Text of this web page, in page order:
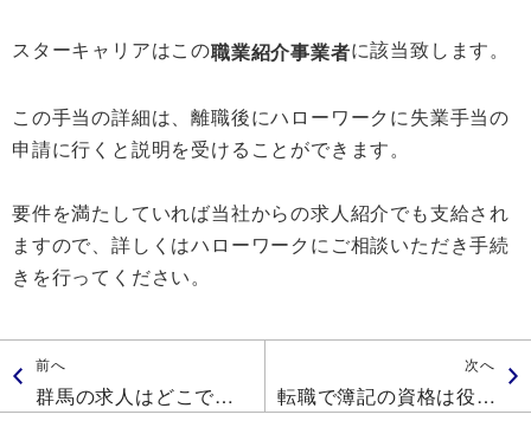
スターキャリアはこの職業紹介事業者に該当致します。
この手当の詳細は、離職後にハローワークに失業手当の
申請に行くと説明を受けることができます。
要件を満たしていれば当社からの求人紹介でも支給され
ますので、詳しくはハローワークにご相談いただき手続
きを行ってください。
前へ
群馬の求人はどこで探すのが良いですか？
次へ
転職で簿記の資格は役に立ちますか？